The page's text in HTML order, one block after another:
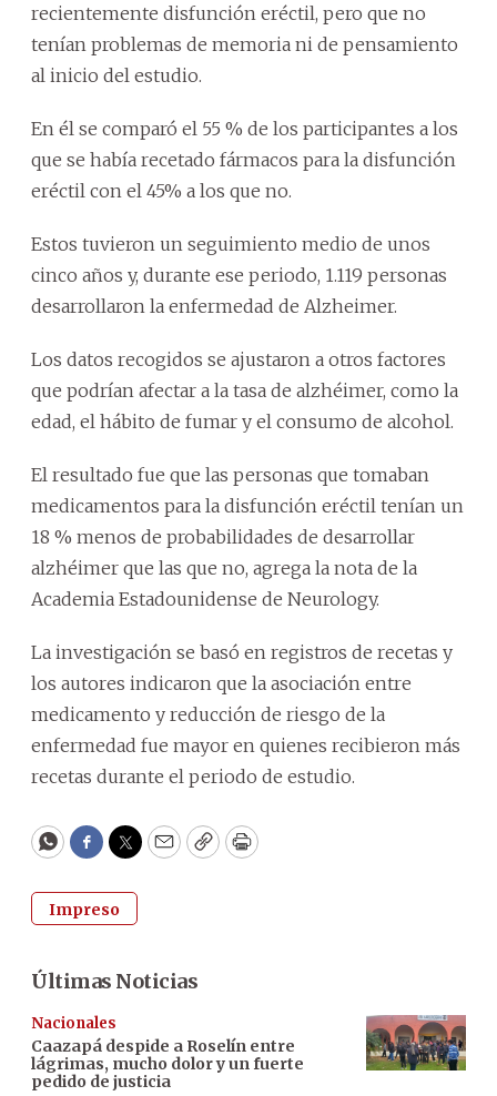
recientemente disfunción eréctil, pero que no
tenían problemas de memoria ni de pensamiento
al inicio del estudio.
En él se comparó el 55 % de los participantes a los
que se había recetado fármacos para la disfunción
eréctil con el 45% a los que no.
Estos tuvieron un seguimiento medio de unos
cinco años y, durante ese periodo, 1.119 personas
desarrollaron la enfermedad de Alzheimer.
Los datos recogidos se ajustaron a otros factores
que podrían afectar a la tasa de alzhéimer, como la
edad, el hábito de fumar y el consumo de alcohol.
El resultado fue que las personas que tomaban
medicamentos para la disfunción eréctil tenían un
18 % menos de probabilidades de desarrollar
alzhéimer que las que no, agrega la nota de la
Academia Estadounidense de Neurology.
La investigación se basó en registros de recetas y
los autores indicaron que la asociación entre
medicamento y reducción de riesgo de la
enfermedad fue mayor en quienes recibieron más
recetas durante el periodo de estudio.
WhatsApp
Facebook
Twitter
EmailCopyPrint
Impreso
Últimas Noticias
Nacionales
Caazapá despide a Roselín entre
lágrimas, mucho dolor y un fuerte
pedido de justicia